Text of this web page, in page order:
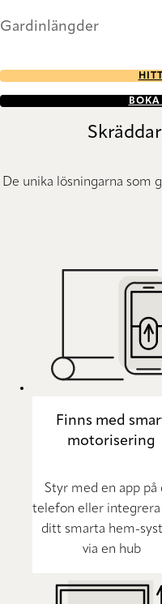
Gardinlängder
De unika lösningarna som
Finns med
motorisering
Styr med en app på
telefon eller
ditt smarta hem-
via en hub